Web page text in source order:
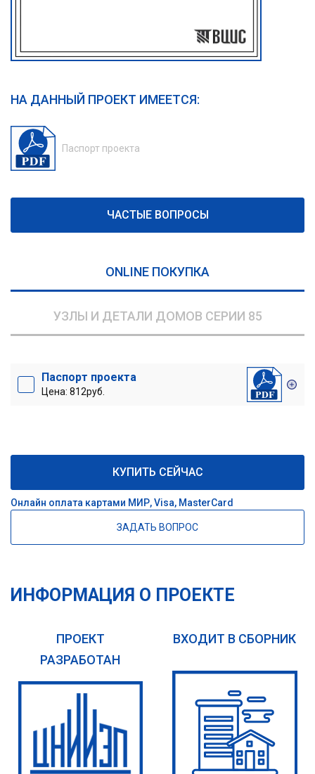
НА ДАННЫЙ ПРОЕКТ ИМЕЕТСЯ:
Паспорт проекта
ЧАСТЫЕ ВОПРОСЫ
ONLINE ПОКУПКА
УЗЛЫ И ДЕТАЛИ ДОМОВ СЕРИИ 85
Паспорт проекта
Цена: 812руб.
КУПИТЬ СЕЙЧАС
Онлайн оплата картами МИР, Visa, MasterCard
ЗАДАТЬ ВОПРОС
ИНФОРМАЦИЯ О ПРОЕКТЕ
ПРОЕКТ
РАЗРАБОТАН
ВХОДИТ В СБОРНИК